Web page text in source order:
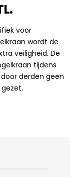
voor
wordt de
veiligheid. De
tijdens
derden geen